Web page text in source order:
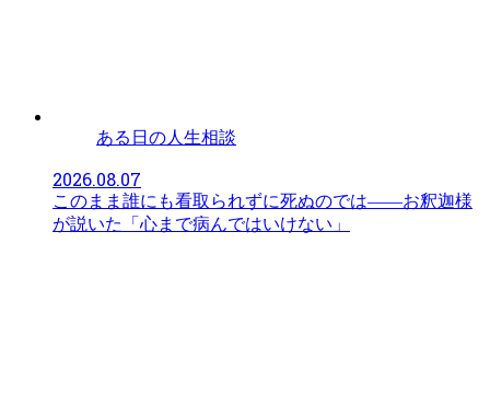
ある日の人生相談
2026.08.07
このまま誰にも看取られずに死ぬのでは——お釈迦様
が説いた「心まで病んではいけない」